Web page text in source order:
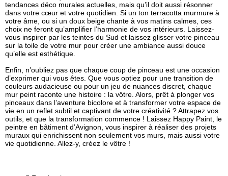
tendances déco murales actuelles, mais qu’il doit aussi résonner
dans votre cœur et votre quotidien. Si un ton terracotta murmure à
votre âme, ou si un doux beige chante à vos matins calmes, ces
choix ne feront qu’amplifier l’harmonie de vos intérieurs. Laissez-
vous inspirer par les teintes du Sud et laissez glisser votre pinceau
sur la toile de votre mur pour créer une ambiance aussi douce
qu’elle est esthétique.
Enfin, n’oubliez pas que chaque coup de pinceau est une occasion
d’exprimer qui vous êtes. Que vous optiez pour une transition de
couleurs audacieuse ou pour un jeu de nuances discret, chaque
mur peint raconte une histoire : la vôtre. Alors, prêt à plonger vos
pinceaux dans l’aventure bicolore et à transformer votre espace de
vie en un reflet subtil et captivant de votre créativité ? Attrapez vos
outils, et que la transformation commence ! Laissez Happy Paint, le
peintre en bâtiment d’Avignon, vous inspirer à réaliser des projets
muraux qui enrichissent non seulement vos murs, mais aussi votre
vie quotidienne. Allez-y, créez le vôtre !